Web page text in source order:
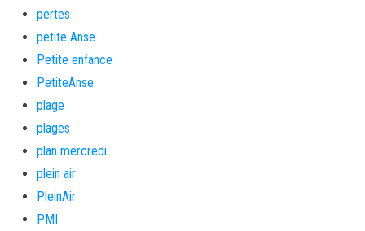
pertes
petite Anse
Petite enfance
PetiteAnse
plage
plages
plan mercredi
plein air
PleinAir
PMI